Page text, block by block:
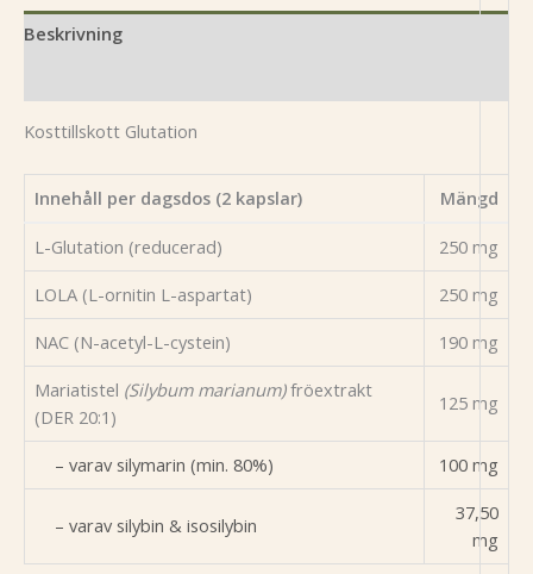
Beskrivning
Kosttillskott Glutation
Innehåll per dagsdos (2 kapslar) Mängd
L-Glutation (reducerad)
250 mg
LOLA (L-ornitin L-aspartat)
250 mg
NAC (N-acetyl-L-cystein)
190 mg
Mariatistel (Silybum marianum)fröextrakt
(DER 20:1)
125 mg
– varav silymarin (min. 80%) 100 mg
– varav silybin & isosilybin
37,50
mg